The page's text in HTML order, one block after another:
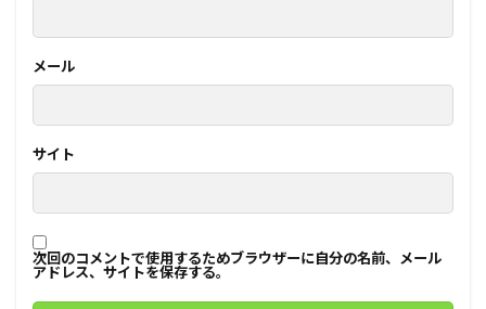
メール
サイト
次回のコメントで使用するためブラウザーに自分の名前、メール
アドレス、サイトを保存する。